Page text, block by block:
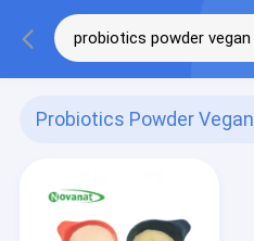
Probiotics Powder Vegan